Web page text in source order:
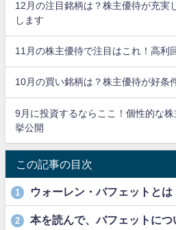
12月の注目銘柄は？株主優待が充実
します
11月の株主優待で注目はこれ！高利
10月の買い銘柄は？株主優待が好条
9月に投資するならここ！個性的な
挙公開
この記事の目次
1 ウォーレン・バフェットとは
2 本を読んで、バフェットにつ